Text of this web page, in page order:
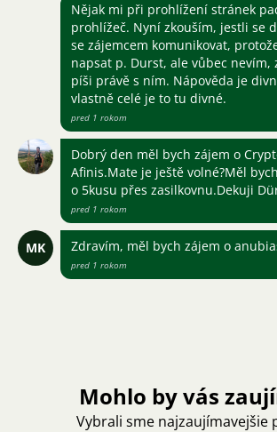
Nějak mi při prohlížení stránek
prohlížeč. Nyní zkouším, jestli se
se zájemcem komunikovat,
napsat p. Durst, ale vůbec nevím,
píši právě s ním. Nápověda je
vlastně celé je to tu divné.
pred 1 rokom
Dobrý den měl bych zájem o
Afinis.Mate je ještě volné?Měl
o 5kusu přes zasilkovnu.Dekuji
pred 1 rokom
MK Zdravím, měl bych zájem o
pred 1 rokom
Mohlo by vás
Vybrali sme najzaujímavejšie